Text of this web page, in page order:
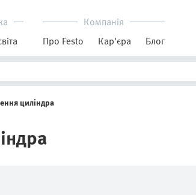
Компанія
Про Festo
Кар'єра Блог
циліндра